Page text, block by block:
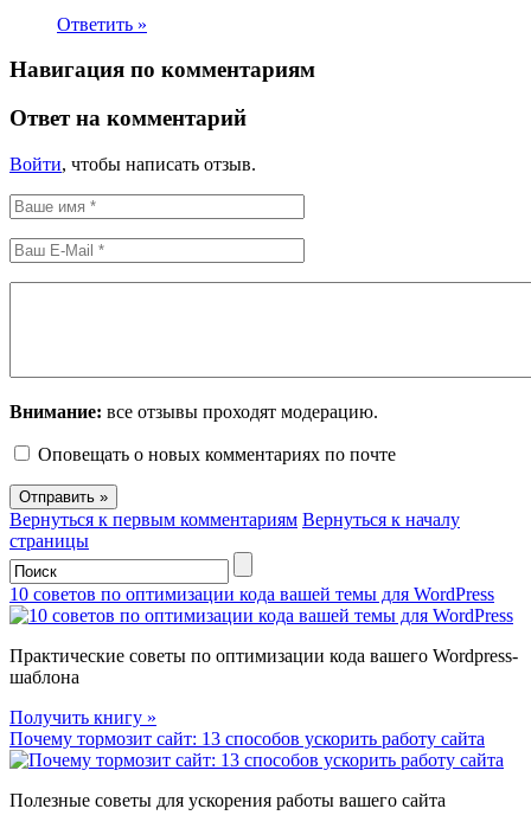
Ответить »
Навигация по комментариям
Ответ на комментарий
Войти, чтобы написать отзыв.
Внимание: все отзывы проходят модерацию.
Оповещать о новых комментариях по почте
Вернуться к первым комментариям Вернуться к началу
страницы
10 советов по оптимизации кода вашей темы для WordPress
Практические советы по оптимизации кода вашего Wordpress-
шаблона
Получить книгу »
Почему тормозит сайт: 13 способов ускорить работу сайта
Полезные советы для ускорения работы вашего сайта